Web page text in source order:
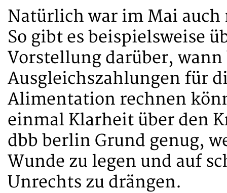
Natürlich war im Mai
So gibt es beispielsweise
Vorstellung darüber,
Ausgleichszahlungen für
Alimentation rechnen
einmal Klarheit über den
dbb berlin Grund genug,
Wunde zu legen und auf
Unrechts zu drängen.